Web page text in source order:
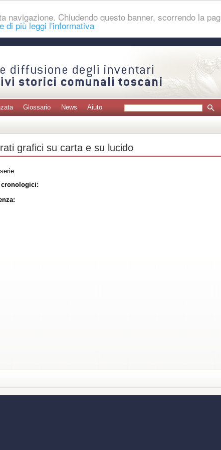
Chiudendo questo banner, scorrendo la
di più leggi l'informativa
Glossario News Aiuto
grafici su carta e su lucido
serie
cronologici: